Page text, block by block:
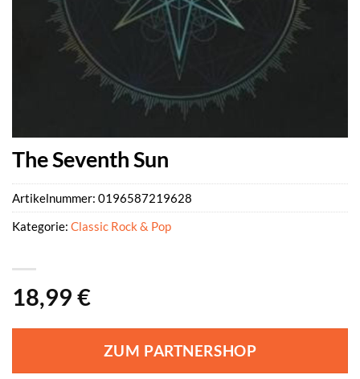
The Seventh Sun
18,99 €
ZUM PARTNERSHOP
Artikelnummer: 0196587219628
Kategorie: Classic Rock & Pop